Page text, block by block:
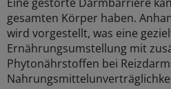
gesamten Körper haben.
wird vorgestellt, was eine
Ernährungsumstellung mit
Phytonährstoffen bei